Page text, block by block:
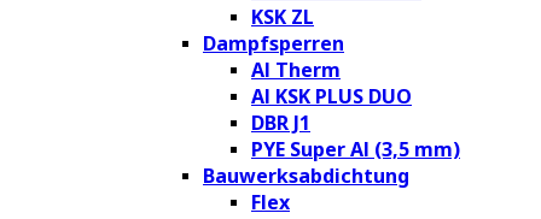
KSK ZL
Dampfsperren
Al Therm
Al KSK PLUS DUO
DBR J1
PYE Super Al (3,5 mm)
Bauwerksabdichtung
Flex